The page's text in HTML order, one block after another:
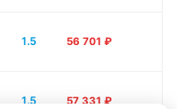
1.5 56 701 ₽
1.5 57 331 ₽